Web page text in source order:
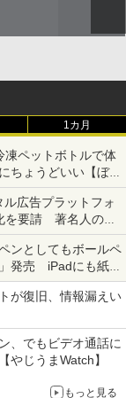
1カ月
ペットボトルで体
ちょうどいい【ぼっ
にしてる？】
広告プラットフォ
を要請 著名人の写
て
ンとしてもボールペ
発売 iPadにも紙に
が復旧、情報漏えい
、でもビデオ通話に
やじうまWatch】
もっと見る